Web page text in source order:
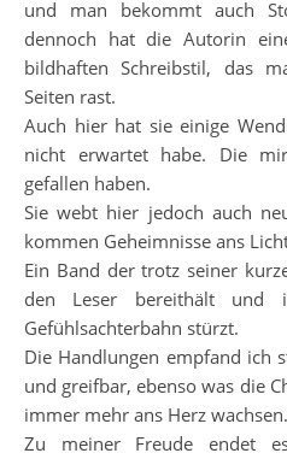
und man bekommt auch
dennoch hat die Autorin
bildhaften Schreibstil, das
Seiten rast.
Auch hier hat sie einige
nicht erwartet habe. Die
gefallen haben.
Sie webt hier jedoch auch
kommen Geheimnisse ans
Ein Band der trotz seiner
den Leser bereithält
Gefühlsachterbahn stürzt.
Die Handlungen empfand ich
und greifbar, ebenso was die
immer mehr ans Herz wachsen.
Zu meiner Freude endet